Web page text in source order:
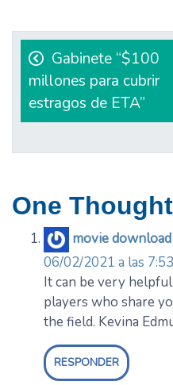
Navegación
de
entradas
Gabinete “$100
millones para cubrir
estragos de ETA”
One Thought
movie download
06/02/2021 a las
It can be very
players who share
the field. Kevina
RESPONDER